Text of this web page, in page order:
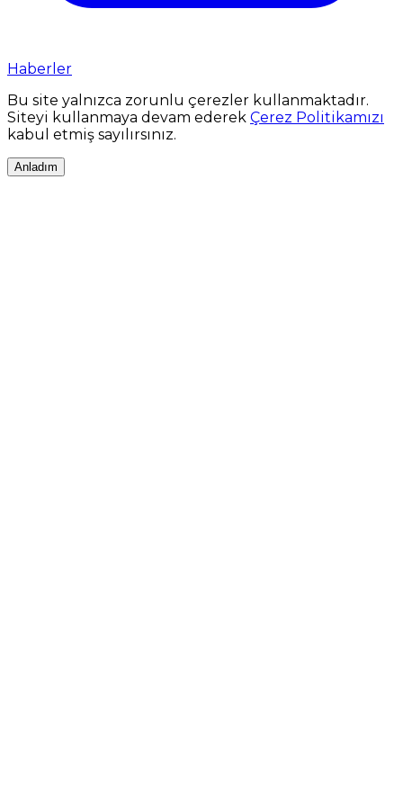
Haberler
Bu site yalnızca zorunlu çerezler kullanmaktadır.
Siteyi kullanmaya devam ederek Çerez Politikamızı
kabul etmiş sayılırsınız.
Anladım